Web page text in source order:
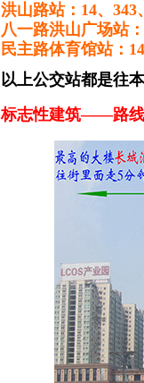
洪山路站：14、343
八一路洪山广场站
民主路体育馆站：
以上公交站都是往
标志性建筑——路